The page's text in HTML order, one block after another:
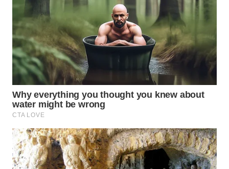
WN
PADANG
LAWAS
WN
SUMEDANG
CIANJUR
WN
KEPULAUAN
SERIBU